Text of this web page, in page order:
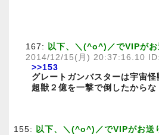
167: 以下、＼(^o^)／でVIPがお
2014/12/15(月) 20:37:16.10
>>153
グレートガンバスターは宇宙
超獣２億を一撃で倒したからな
155: 以下、＼(^o^)／でVIPがお送